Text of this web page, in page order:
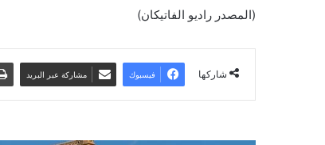
(المصدر راديو الفاتيكان)
شاركها فيسبوك مشاركة عبر البريد